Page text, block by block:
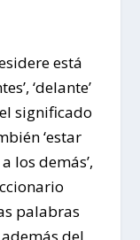
está
‘delante’
significado
‘estar
los demás’,
palabras
del